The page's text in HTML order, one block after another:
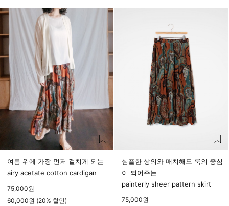
여름 위에 가장 먼저 걸치게 되는
airy acetate cotton cardigan
75,000원
60,000원 (20% 할인)
심플한 상의와 매치해도 룩의 중심
이 되어주는
painterly sheer pattern skirt
75,000원